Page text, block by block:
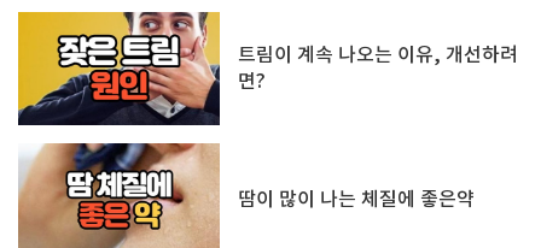
트림이 계속 나오는 이유, 개선하려
면?
땀이 많이 나는 체질에 좋은약